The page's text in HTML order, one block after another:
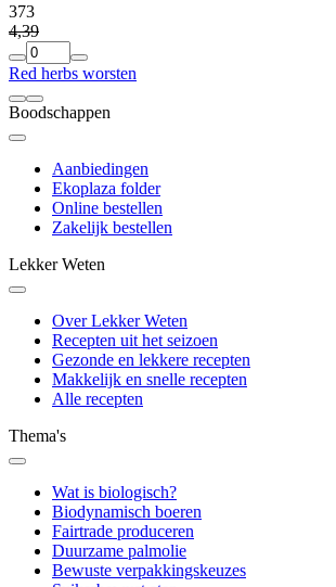
373
4,39
Red herbs worsten
Boodschappen
Aanbiedingen
Ekoplaza folder
Online bestellen
Zakelijk bestellen
Lekker Weten
Over Lekker Weten
Recepten uit het seizoen
Gezonde en lekkere recepten
Makkelijk en snelle recepten
Alle recepten
Thema's
Wat is biologisch?
Biodynamisch boeren
Fairtrade produceren
Duurzame palmolie
Bewuste verpakkingskeuzes